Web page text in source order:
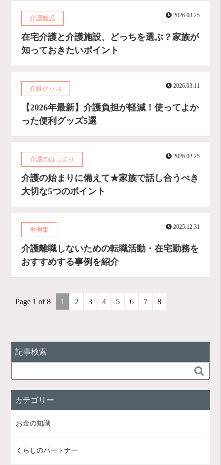
介護施設 2026.03.25
在宅介護と介護施設、どっちを選ぶ？家族が
知っておきたいポイント
介護グッズ 2026.03.11
【2026年最新】介護負担が軽減！使ってよか
った便利グッズ5選
介護のはじまり 2026.02.25
介護の始まりに備えて★家族で話し合うべき
大切な5つのポイント
事例集 2025.12.31
介護離職しないための転職活動・在宅勤務を
おすすめする事例を紹介
Page 1 of 8 1 2 3 4 5 6 7 8
記事検索

カテゴリー
お金の知識
くらしのパートナー